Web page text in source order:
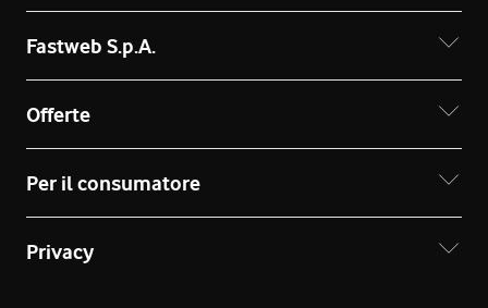
Fastweb S.p.A.
Offerte
Per il consumatore
Privacy